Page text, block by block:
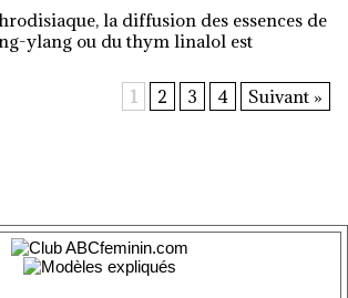
ylang ou du thym linalol est
1
2 3 4 Suivant »